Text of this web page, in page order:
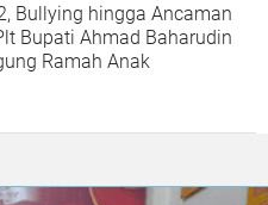
Bullying hingga Ancaman
Bupati Ahmad Baharudin
Ramah Anak